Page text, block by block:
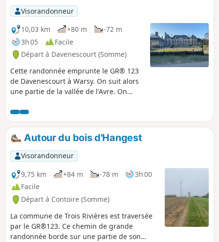
Visorandonneur
10,03 km
+80 m
-72 m
3h 05
Facile
Départ à Davenescourt (Somme)
Cette randonnée emprunte le GR® 123
de Davenescourt à Warsy. On suit alors
une partie de la vallée de l'Avre. On
ce village on quitte le GR® pour
remonter sur le plateau du Santerre
jusqu’au joli hameau de Saulchoy-sur-
Davenescourt. La traversée du Bois
Morière permet de rejoindre la D160 au
niveau du monument élevé en
l'honneur du Commandant de Banville.
La pittoresque descente vers
Davenescourt permet d’arriver devant
l’impressionnant château du XVIIIe
avant de terminer la boucle.
Autour du bois d'Hangest
Visorandonneur
9,75 km
+84 m -78 m
3h 00
Facile
Départ à Contoire (Somme)
La commune de Trois Rivières est traversée
par le GR®123. Ce chemin de grande
randonnée borde sur une partie de son